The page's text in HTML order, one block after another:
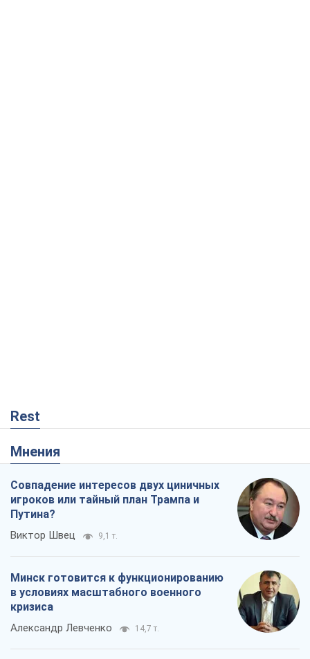
Rest
Мнения
Совпадение интересов двух циничных
игроков или тайный план Трампа и
Путина?
Виктор Швец 9,1 т.
Минск готовится к функционированию
в условиях масштабного военного
кризиса
Александр Левченко 14,7 т.